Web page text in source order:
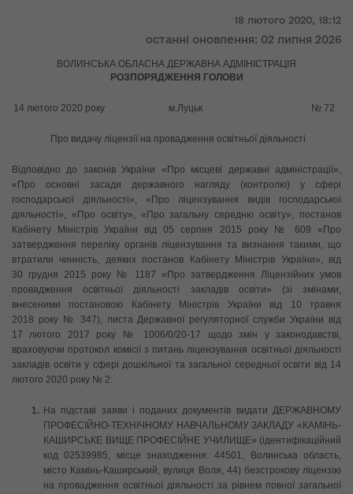
18 лютого 2020, 18:12
останні оновлення: 02 липня 2026
ВОЛИНСЬКА ОБЛАСНА ДЕРЖАВНА АДМІНІСТРАЦІЯ
РОЗПОРЯДЖЕННЯ ГОЛОВИ
14 лютого 2020 року м.Луцьк № 72
Про видачу ліцензії на провадження освітньої діяльності
Відповідно до законів України «Про місцеві державні адміністрації»,
«Про основні засади державного нагляду (контролю) у сфері
господарської діяльності», «Про ліцензування видів господарської
діяльності», «Про освіту», «Про загальну середню освіту», постанов
Кабінету Міністрів України від 05 серпня 2015 року № 609 «Про
затвердження переліку органів ліцензування та визнання такими, що
втратили чинність, деяких постанов Кабінету Міністрів України», від
30 грудня 2015 року № 1187 «Про затвердження Ліцензійних умов
провадження освітньої діяльності закладів освіти» (зі змінами,
внесеними постановою Кабінету Міністрів України від 10 травня
2018 року № 347), листа Державної регуляторної служби України від
17 лютого 2017 року № 1006/0/20-17 щодо змін у законодавстві,
враховуючи протокол комісії з питань ліцензування освітньої діяльності
закладів освіти у сфері дошкільної та загальної середньої освіти від 14
лютого 2020 року № 2:
На підставі заяви і поданих документів видати ДЕРЖАВНОМУ
ПРОФЕСІЙНО-ТЕХНІЧНОМУ НАВЧАЛЬНОМУ ЗАКЛАДУ «КАМІНЬ-
КАШИРСЬКЕ ВИЩЕ ПРОФЕСІЙНЕ УЧИЛИЩЕ» (ідентифікаційний
код 02539985, місце знаходження: 44501, Волинська область,
місто Камінь-Каширський, вулиця Воля, 44) безстрокову ліцензію
на провадження освітньої діяльності за рівнем повної загальної